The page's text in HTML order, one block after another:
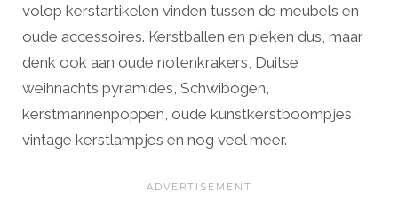
volop kerstartikelen vinden tussen de meubels en
oude accessoires. Kerstballen en pieken dus, maar
denk ook aan oude notenkrakers, Duitse
weihnachts pyramides, Schwibogen,
kerstmannenpoppen, oude kunstkerstboompjes,
vintage kerstlampjes en nog veel meer.